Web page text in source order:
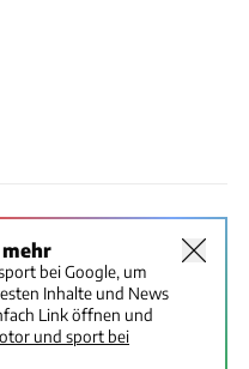
bei Google, um
Inhalte und News
Link öffnen und
und sport bei